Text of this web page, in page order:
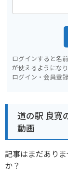
ログインすると名
が使えるようになり
ログイン・会員登
道の駅 良寛
動画
記事はまだあり
か？